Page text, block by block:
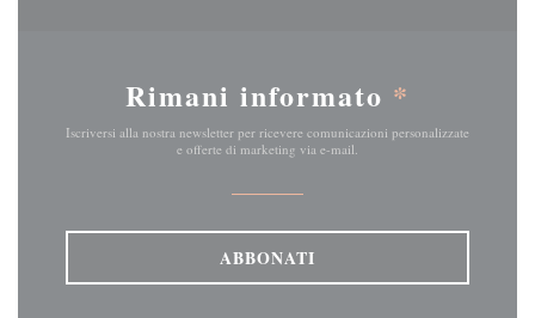
Rimani informato *
Iscriversi alla nostra newsletter per ricevere comunicazioni personalizzate
e offerte di marketing via e-mail.
ABBONATI